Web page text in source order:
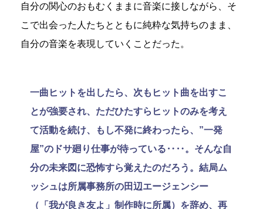
自分の関心のおもむくままに音楽に接しながら、そ
こで出会った人たちとともに純粋な気持ちのまま、
自分の音楽を表現していくことだった。
一曲ヒットを出したら、次もヒット曲を出すこ
とが強要され、ただひたすらヒットのみを考え
て活動を続け、もし不発に終わったら、”一発
屋”のドサ廻り仕事が待っている‥‥。そんな自
分の未来図に恐怖すら覚えたのだろう。結局ム
ッシュは所属事務所の田辺エージェンシー
（「我が良き友よ」制作時に所属）を辞め、再